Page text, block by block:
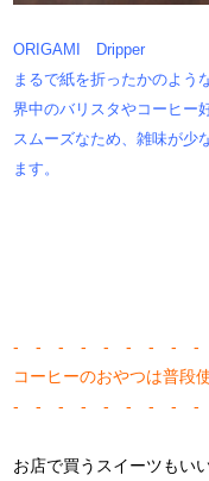
ORIGAMI Dripper
まるで紙を折ったかのよう
界中のバリスタやコーヒー
スムーズなため、雑味が少
ます。
- - - - - - - - -
コーヒーのおやつは普段
- - - - - - - -
お店で買うスイーツもい